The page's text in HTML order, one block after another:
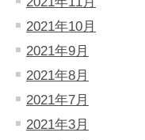
2021年10月
2021年9月
2021年8月
2021年7月
2021年3月